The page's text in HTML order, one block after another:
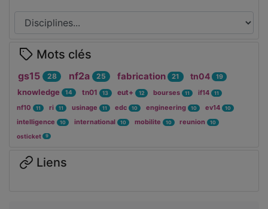
Mots clés
gs15 28 nf2a 25 fabrication 21 tn04 19
knowledge 14 tn01 13 eut+ 12 bourses 11 if14 11
nf10 11 ri 11 usinage 11 edc 10 engineering 10 ev14 10
intelligence 10 international 10 mobilite 10 reunion 10
osticket 9
Liens